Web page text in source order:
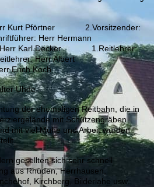
Pförtner 2.Vorsitzender:
Herr Hermann
Karl Decker 1.Reitlehrer:
Herr Albert
Erich Koch
Uhde.
der ehemaligen Reitbahn, die in
mit Schützengräben
mit viel Mühe und Arbeit wurden
gesellten sich sehr schnell
aus Rhüden, Herrhausen,
Kirchberg, Bilderlahe usw.